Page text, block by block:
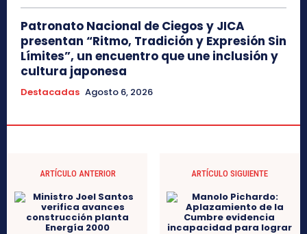
Patronato Nacional de Ciegos y JICA
presentan “Ritmo, Tradición y Expresión Sin
Límites”, un encuentro que une inclusión y
cultura japonesa
Destacadas Agosto 6, 2026
ARTÍCULO ANTERIOR ARTÍCULO SIGUIENTE